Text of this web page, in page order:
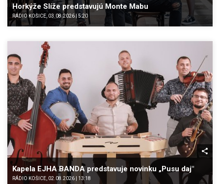
Horkýže Slíže predstavujú Monte Mabu
RÁDIO KOŠICE, 03.08.2026 | 5:20
Kapela EJHA BANDA predstavuje novinku „Pusu daj"
RÁDIO KOŠICE, 02.08.2026 | 13:18